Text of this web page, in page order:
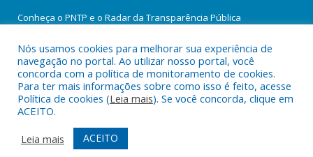
Conheça o PNTP e o Radar da Transparência Pública
Todos os direitos reservados a Prefeitura Municipal de Santa
Maria do Pará.
Mapa do Site
Acessar Área Administrativa
Acessar Webmail
Nós usamos cookies para melhorar sua experiência de
navegação no portal. Ao utilizar nosso portal, você
concorda com a política de monitoramento de cookies.
Para ter mais informações sobre como isso é feito, acesse
Política de cookies (Leia mais). Se você concorda, clique em
ACEITO.
Leia mais
ACEITO